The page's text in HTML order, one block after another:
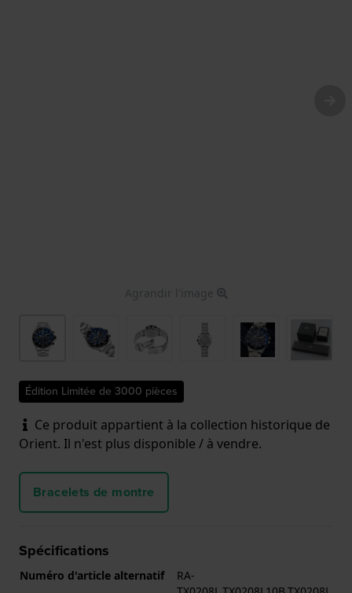
Agrandir l'image
Édition Limitée de 3000 pièces
Ce produit appartient à la collection historique de
Orient. Il n'est plus disponible / à vendre.
Bracelets de montre
Spécifications
Numéro d'article alternatif
RA-